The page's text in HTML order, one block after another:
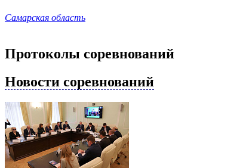
Самарская область
Протоколы соревнований
Новости соревнований